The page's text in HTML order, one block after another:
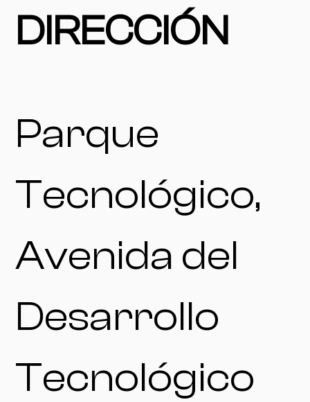
DIRECCIÓN
Parque
Tecnológico,
Avenida del
Desarrollo
Tecnológico